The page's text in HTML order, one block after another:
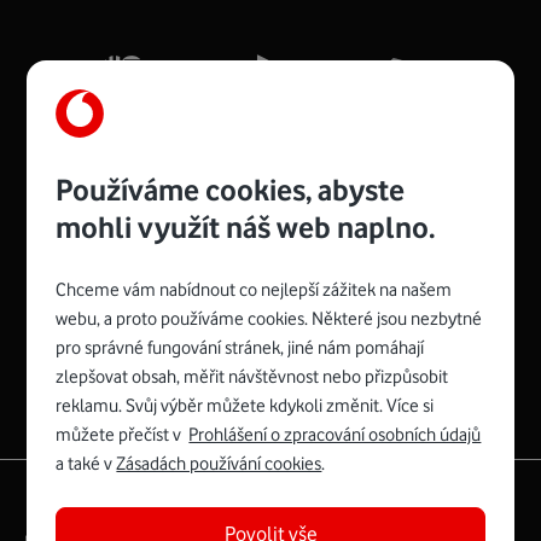
Více o COMPAL CH7465VF
Zyxel VMG8623-T50B:
Rozměry modemu jsou 16 x 22 x 7,5 cm (včetně stojánku)
a nabízí 4 gigabitové LAN porty a bezdrátové připojení Wi-
Fi ve verzích 802.11 b/g/n/ac pro frekvenci 2,4 GHz a
Mb/s.
Spojte se s Vodafonem
Používáme cookies, abyste
mohli využít náš web naplno.
Chceme vám nabídnout co nejlepší zážitek na našem
webu, a proto používáme cookies. Některé jsou nezbytné
pro správné fungování stránek, jiné nám pomáhají
zlepšovat obsah, měřit návštěvnost nebo přizpůsobit
reklamu. Svůj výběr můžete kdykoli změnit. Více si
můžete přečíst v Prohlášení o zpracování osobních údajů
a také vZásadách používání cookies.
Povolit vše